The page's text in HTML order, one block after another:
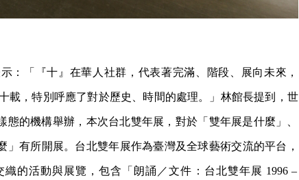
：「『十』在華人社群，代表著完滿、階段、展向未來，
載，特別呼應了對於歷史、時間的處理。」林館長提到，世
的機構舉辦，本次台北雙年展， 對於「雙年展是什麼」、
」有所開展。台北雙年展作為臺灣及全球藝術交流的平台，
的活動與展覽，包含「朗誦／文件： 台北雙年展 1996 –